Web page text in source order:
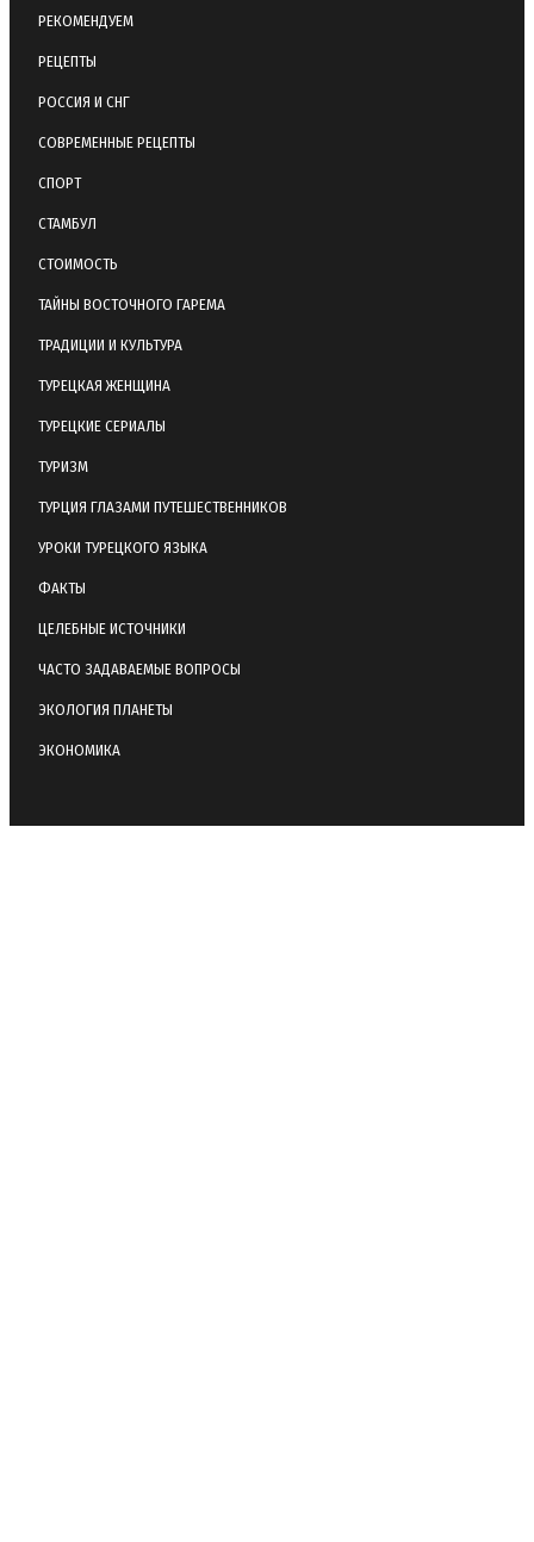
РЕКОМЕНДУЕМ
РЕЦЕПТЫ
РОССИЯ И СНГ
СОВРЕМЕННЫЕ РЕЦЕПТЫ
СПОРТ
СТАМБУЛ
СТОИМОСТЬ
ТАЙНЫ ВОСТОЧНОГО ГАРЕМА
ТРАДИЦИИ И КУЛЬТУРА
ТУРЕЦКАЯ ЖЕНЩИНА
ТУРЕЦКИЕ СЕРИАЛЫ
ТУРИЗМ
ТУРЦИЯ ГЛАЗАМИ ПУТЕШЕСТВЕННИКОВ
УРОКИ ТУРЕЦКОГО ЯЗЫКА
ФАКТЫ
ЦЕЛЕБНЫЕ ИСТОЧНИКИ
ЧАСТО ЗАДАВАЕМЫЕ ВОПРОСЫ
ЭКОЛОГИЯ ПЛАНЕТЫ
ЭКОНОМИКА